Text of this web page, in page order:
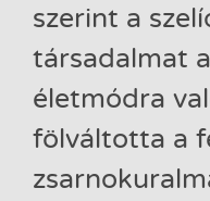
szerint a
társadalmat
életmódra
fölváltotta a